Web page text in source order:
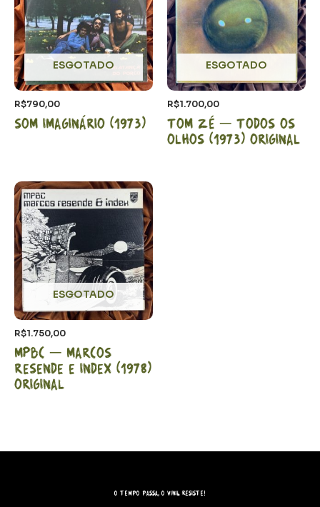
ESGOTADO
R$790,00
Som Imaginário (1973)
ESGOTADO
R$1.700,00
Tom Zé – Todos os
olhos (1973) Original
ESGOTADO
R$1.750,00
MPBC – Marcos
Resende e Index (1978)
Original
O tempo passa, o vinil resiste!